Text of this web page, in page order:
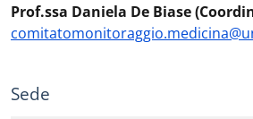
Prof.ssa Daniela De Biase
Sede